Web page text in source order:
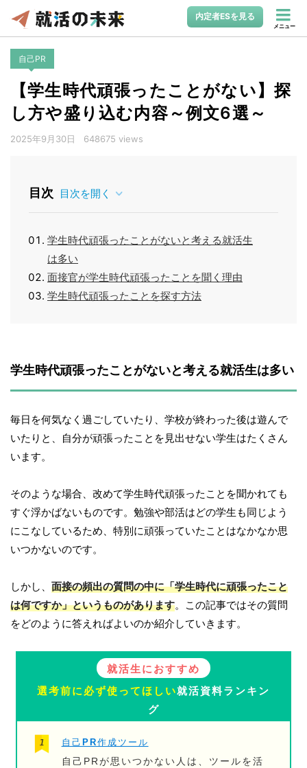
内定者ESを見る
メニュー
自己PR
【学生時代頑張ったことがない】探
し方や盛り込む内容～例文6選～
2025年9月30日 648675 views
目次 目次を開く
学生時代頑張ったことがないと考える就活生
は多い
面接官が学生時代頑張ったことを聞く理由
学生時代頑張ったことを探す方法
学生時代頑張ったことがないと考える就活生は多い
毎日を何気なく過ごしていたり、学校が終わった後は遊んで
いたりと、自分が頑張ったことを見出せない学生はたくさん
います。
そのような場合、改めて学生時代頑張ったことを聞かれても
すぐ浮かばないものです。勉強や部活はどの学生も同じよう
にこなしているため、特別に頑張っていたことはなかなか思
いつかないのです。
しかし、 面接の頻出の質問の中に「学生時代に頑張ったこと
は何ですか」というものがあります。この記事ではその質問
をどのように答えればよいのか紹介していきます。
就活生におすすめ
選考前に必ず使ってほしい就活資料ランキン
グ
自己PR作成ツール
自己PRが思いつかない人は、ツールを活